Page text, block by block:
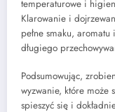
temperaturowe i
Klarowanie i
pełne smaku,
długiego
Podsumowując,
wyzwanie, które może
spieszyć się i